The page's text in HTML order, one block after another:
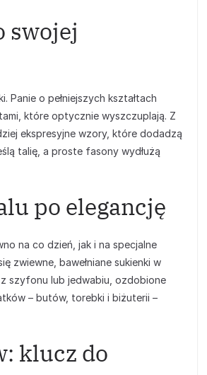
swojej
Panie o pełniejszych kształtach
które optycznie wyszczuplają. Z
ekspresyjne wzory, które dodadzą
talię, a proste fasony wydłużą
po elegancję
na co dzień, jak i na specjalne
zwiewne, bawełniane sukienki w
szyfonu lub jedwabiu, ozdobione
– butów, torebki i biżuterii –
klucz do